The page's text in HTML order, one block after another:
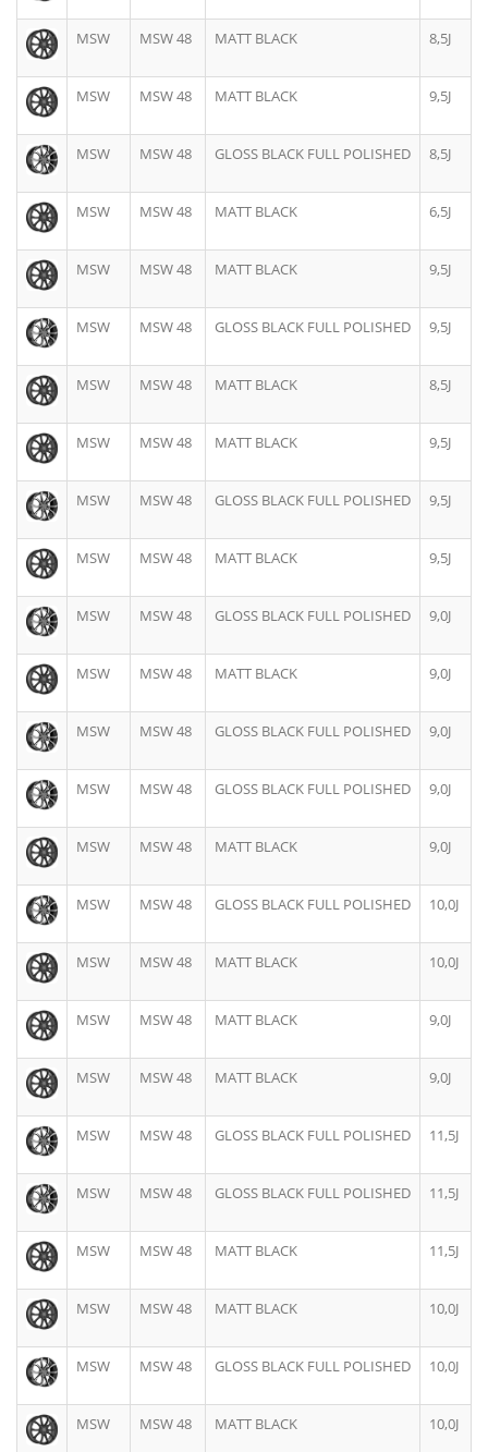
MSW MSW 48 MATT BLACK 8,5J
MSW MSW 48 MATT BLACK 9,5J
MSW MSW 48 GLOSS BLACK FULL POLISHED 8,5J
MSW MSW 48 MATT BLACK 6,5J
MSW MSW 48 MATT BLACK 9,5J
MSW MSW 48 GLOSS BLACK FULL POLISHED 9,5J
MSW MSW 48 MATT BLACK 8,5J
MSW MSW 48 MATT BLACK 9,5J
MSW MSW 48 GLOSS BLACK FULL POLISHED 9,5J
MSW MSW 48 MATT BLACK 9,5J
MSW MSW 48 GLOSS BLACK FULL POLISHED 9,0J
MSW MSW 48 MATT BLACK 9,0J
MSW MSW 48 GLOSS BLACK FULL POLISHED 9,0J
MSW MSW 48 GLOSS BLACK FULL POLISHED 9,0J
MSW MSW 48 MATT BLACK 9,0J
MSW MSW 48 GLOSS BLACK FULL POLISHED 10,0J
MSW MSW 48 MATT BLACK 10,0J
MSW MSW 48 MATT BLACK 9,0J
MSW MSW 48 MATT BLACK 9,0J
MSW MSW 48 GLOSS BLACK FULL POLISHED 11,5J
MSW MSW 48 GLOSS BLACK FULL POLISHED 11,5J
MSW MSW 48 MATT BLACK 11,5J
MSW MSW 48 MATT BLACK 10,0J
MSW MSW 48 GLOSS BLACK FULL POLISHED 10,0J
MSW MSW 48 MATT BLACK 10,0J